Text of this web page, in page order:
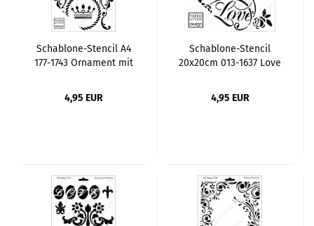
Schablone-Stencil A4
177-1743 Ornament mit
4,95 EUR
Schablone-Stencil
20x20cm 013-1637 Love
4,95 EUR